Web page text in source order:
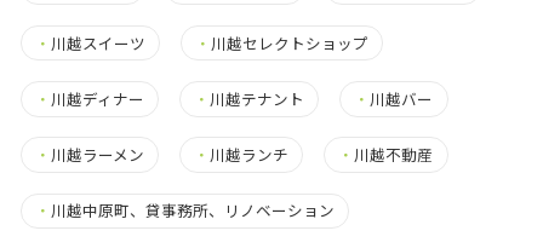
・ 川越スイーツ ・ 川越セレクトショップ
・ 川越ディナー ・ 川越テナント ・ 川越バー
・ 川越ラーメン ・ 川越ランチ ・ 川越不動産
・ 川越中原町、貸事務所、リノベーション